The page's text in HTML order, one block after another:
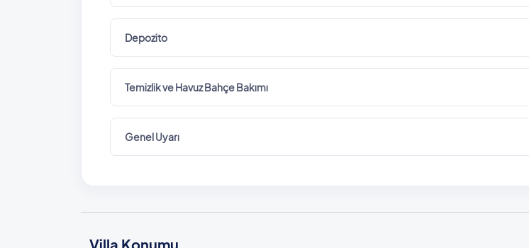
Depozito
Temizlik ve Havuz Bahçe Bakımı
Genel Uyarı
Villa Konumu